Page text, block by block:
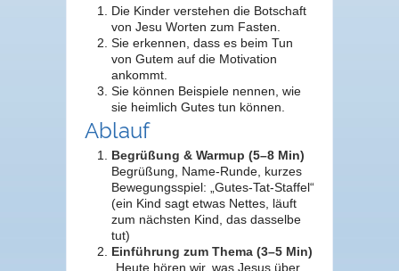
Die Kinder verstehen die Botschaft
von Jesu Worten zum Fasten.
Sie erkennen, dass es beim Tun
von Gutem auf die Motivation
ankommt.
Sie können Beispiele nennen, wie
sie heimlich Gutes tun können.
Ablauf
Begrüßung & Warmup (5–8 Min)
Begrüßung, Name-Runde, kurzes
Bewegungsspiel: „Gutes-Tat-Staffel“
(ein Kind sagt etwas Nettes, läuft
zum nächsten Kind, das dasselbe
tut)
Einführung zum Thema (3–5 Min)
„Heute hören wir, was Jesus über